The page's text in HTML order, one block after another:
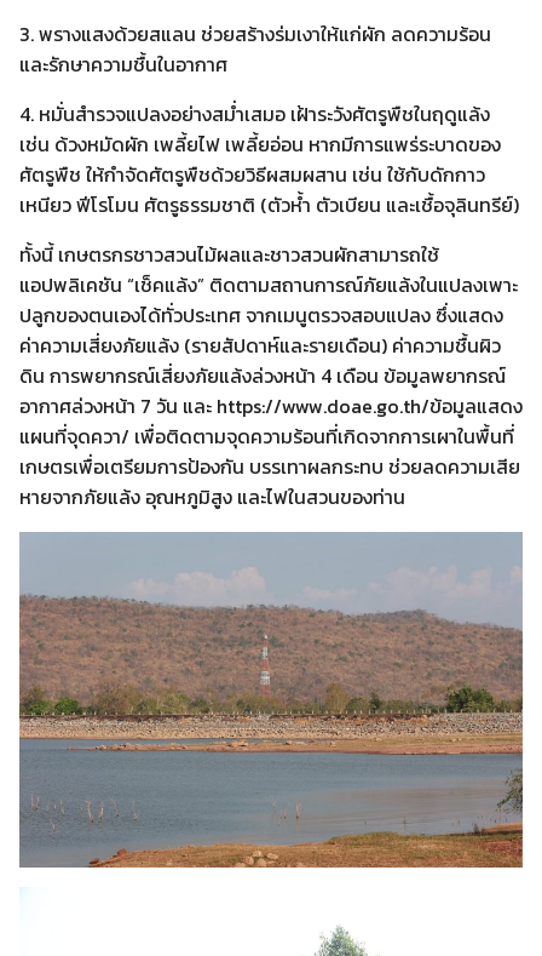
3. พรางแสงด้วยสแลน ช่วยสร้างร่มเงาให้แก่ผัก ลดความร้อน
และรักษาความชื้นในอากาศ
4. หมั่นสำรวจแปลงอย่างสม่ำเสมอ เฝ้าระวังศัตรูพืชในฤดูแล้ง
เช่น ด้วงหมัดผัก เพลี้ยไฟ เพลี้ยอ่อน หากมีการแพร่ระบาดของ
ศัตรูพืช ให้กำจัดศัตรูพืชด้วยวิธีผสมผสาน เช่น ใช้กับดักกาว
เหนียว ฟีโรโมน ศัตรูธรรมชาติ (ตัวห้ำ ตัวเบียน และเชื้อจุลินทรีย์)
ทั้งนี้ เกษตรกรชาวสวนไม้ผลและชาวสวนผักสามารถใช้
แอปพลิเคชัน “เช็คแล้ง” ติดตามสถานการณ์ภัยแล้งในแปลงเพาะ
ปลูกของตนเองได้ทั่วประเทศ จากเมนูตรวจสอบแปลง ซึ่งแสดง
ค่าความเสี่ยงภัยแล้ง (รายสัปดาห์และรายเดือน) ค่าความชื้นผิว
ดิน การพยากรณ์เสี่ยงภัยแล้งล่วงหน้า 4 เดือน ข้อมูลพยากรณ์
อากาศล่วงหน้า 7 วัน และ https://www.doae.go.th/ข้อมูลแสดง
แผนที่จุดควา/ เพื่อติดตามจุดความร้อนที่เกิดจากการเผาในพื้นที่
เกษตรเพื่อเตรียมการป้องกัน บรรเทาผลกระทบ ช่วยลดความเสีย
หายจากภัยแล้ง อุณหภูมิสูง และไฟในสวนของท่าน